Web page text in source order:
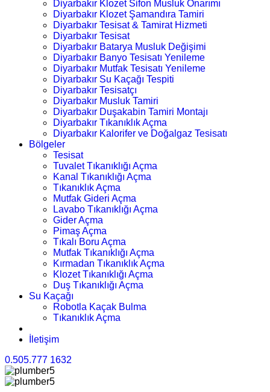
Diyarbakır Klozet Sifon Musluk Onarımı
Diyarbakır Klozet Şamandıra Tamiri
Diyarbakır Tesisat & Tamirat Hizmeti
Diyarbakır Tesisat
Diyarbakır Batarya Musluk Değişimi
Diyarbakır Banyo Tesisatı Yenileme
Diyarbakır Mutfak Tesisatı Yenileme
Diyarbakır Su Kaçağı Tespiti
Diyarbakır Tesisatçı
Diyarbakır Musluk Tamiri
Diyarbakır Duşakabin Tamiri Montajı
Diyarbakır Tıkanıklık Açma
Diyarbakır Kalorifer ve Doğalgaz Tesisatı
Bölgeler
Tesisat
Tuvalet Tıkanıklığı Açma
Kanal Tıkanıklığı Açma
Tıkanıklık Açma
Mutfak Gideri Açma
Lavabo Tıkanıklığı Açma
Gider Açma
Pimaş Açma
Tıkalı Boru Açma
Mutfak Tıkanıklığı Açma
Kırmadan Tıkanıklık Açma
Klozet Tıkanıklığı Açma
Duş Tıkanıklığı Açma
Su Kaçağı
Robotla Kaçak Bulma
Tıkanıklık Açma
İletişim
0.505.777 1632